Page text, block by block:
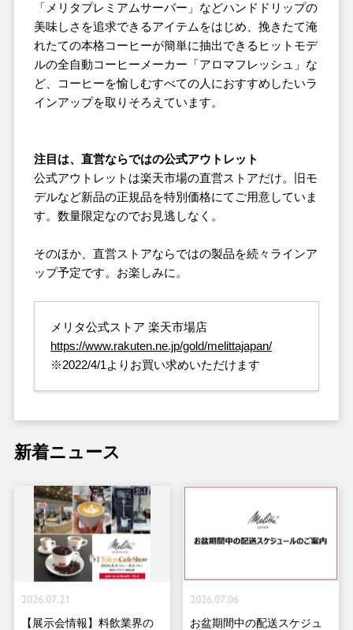
「メリタプレミアムサーバー」などハンドドリップの
美味しさを追求できるアイテムをはじめ、挽きたて淹
れたての本格コーヒーが簡単に抽出できるヒットモデ
ルの全自動コーヒーメーカー「アロマフレッシュ」な
ど、コーヒーを愉しむすべての人におすすめしたいラ
インアップを取りそろえています。
注目は、直営ならではの公式アウトレット
公式アウトレットは楽天市場の直営ストアだけ。旧モ
デルなど新品の正規品を特別価格にてご用意していま
す。数量限定なのでお見逃しなく。
そのほか、直営ストアならではの製品を続々ラインア
ップ予定です。お楽しみに。
メリタ公式ストア 楽天市場店
https://www.rakuten.ne.jp/gold/melittajapan/
※2022/4/1よりお買い求めいただけます
新着ニュース
2026.07.21
【展示会情報】料飲業界の
2026.07.06
お盆期間中の配送スケジュ